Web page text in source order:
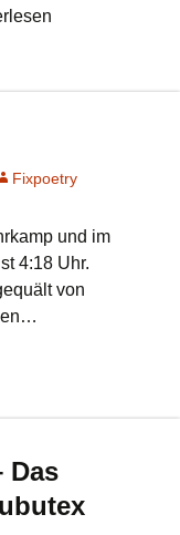
Fixpoetry
und im
4:18 Uhr.
von
Das